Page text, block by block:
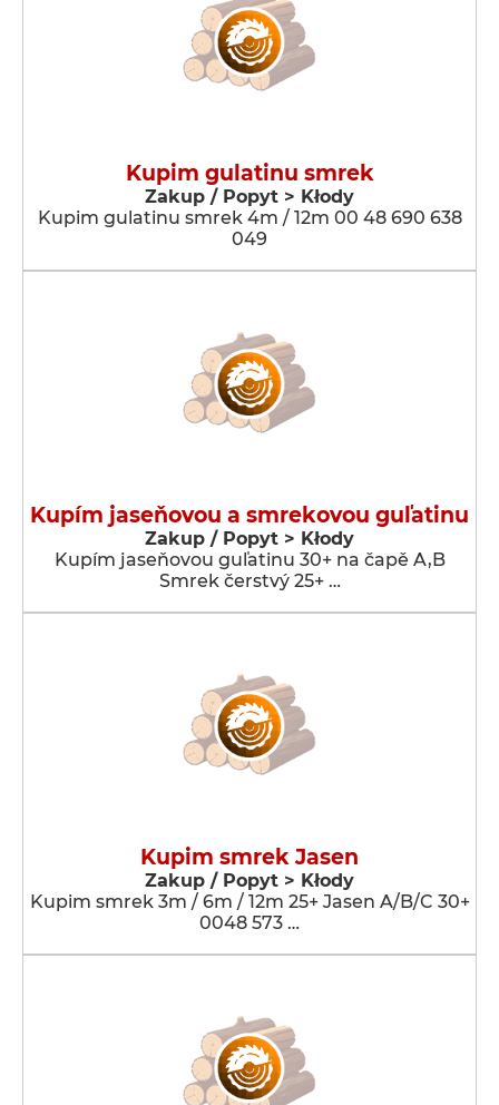
Kupim gulatinu smrek
Zakup / Popyt > Kłody
Kupim gulatinu smrek 4m / 12m 00 48 690 638
049
Kupím jaseňovou a smrekovou guľatinu
Zakup / Popyt > Kłody
Kupím jaseňovou guľatinu 30+ na čapě A,B
Smrek čerstvý 25+ …
Kupim smrek Jasen
Zakup / Popyt > Kłody
Kupim smrek 3m / 6m / 12m 25+ Jasen A/B/C 30+
0048 573 …